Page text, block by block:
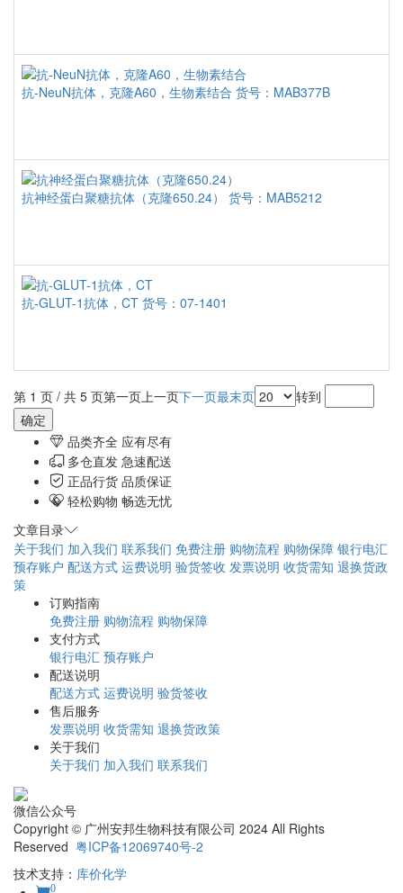
抗-NeuN抗体，克隆A60，生物素结合 货号：MAB377B
抗神经蛋白聚糖抗体（克隆650.24） 货号：MAB5212
抗-GLUT-1抗体，CT 货号：07-1401
第 1 页 / 共 5 页第一页上一页下一页最末页 转到
品类齐全 应有尽有
多仓直发 急速配送
正品行货 品质保证
轻松购物 畅选无忧
文章目录
关于我们 加入我们 联系我们 免费注册 购物流程 购物保障 银行电汇
预存账户 配送方式 运费说明 验货签收 发票说明 收货需知 退换货政
策
订购指南
免费注册 购物流程 购物保障
支付方式
银行电汇 预存账户
配送说明
配送方式 运费说明 验货签收
售后服务
发票说明 收货需知 退换货政策
关于我们
关于我们 加入我们 联系我们
微信公众号
Copyright © 广州安邦生物科技有限公司 2024 All Rights
Reserved 粤ICP备12069740号-2
技术支持： 库价化学
0